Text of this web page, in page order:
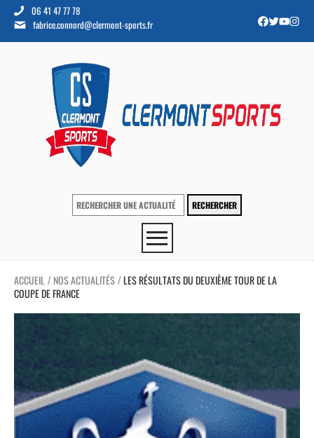
06 41 47 77 78
fabrice.connord@clermont-sports.fr
ACCUEIL / NOS ACTUALITÉS /LES RÉSULTATS DU DEUXIÈME TOUR DE LA
COUPE DE FRANCE